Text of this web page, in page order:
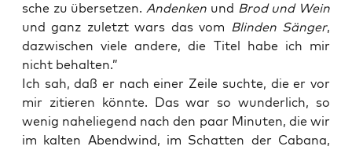
sche zu über­set­zen.Andenken und Brod und Wein
und ganz zuletzt wars das vom Blin­den Sän­ger,
dazwi­schen vie­le ande­re, die Titel habe ich mir
nicht behalten.”
Ich sah, daß er nach einer Zei­le such­te, die er vor
mir zitie­ren könn­te. Das war so wun­der­lich, so
wenig nahe­lie­gend nach den paar Minu­ten, die wir
im kal­ten Abend­wind, im Schat­ten der Caba­na,